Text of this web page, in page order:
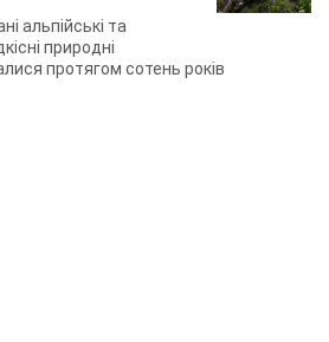
альпійські та
природні
протягом сотень років